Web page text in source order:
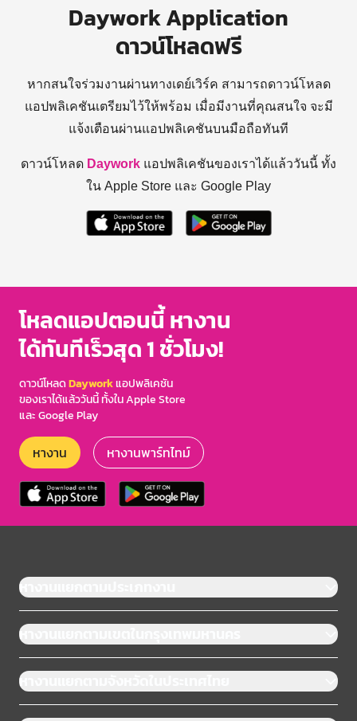
Daywork Application
ดาวน์โหลดฟรี
หากสนใจร่วมงานผ่านทางเดย์เวิร์ค สามารถดาวน์โหลด
แอปพลิเคชันเตรียมไว้ให้พร้อม เมื่อมีงานที่คุณสนใจ จะมี
แจ้งเตือนผ่านแอปพลิเคชันบนมือถือทันที
ดาวน์โหลด Daywork แอปพลิเคชันของเราได้แล้ววันนี้ ทั้ง
ใน Apple Store และ Google Play
โหลดแอปตอนนี้ หางาน
ได้ทันทีเร็วสุด 1 ชั่วโมง!
ดาวน์โหลดDayworkแอปพลิเคชัน
ของเราได้แล้ววันนี้ ทั้งใน Apple Store
และ Google Play
หางาน หางานพาร์ทไทม์
หางานแยกตามประเภทงาน
หางานแยกตามเขตในกรุงเทพมหานคร
หางานแยกตามจังหวัดในประเทศไทย